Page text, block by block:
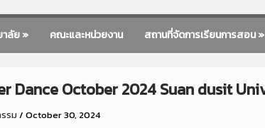
าลัย» คณะและหน่วยงาน สถานที่จัดการเรียนการสอน»
Dance October 2024 Suan dusit
รม / October 30, 2024